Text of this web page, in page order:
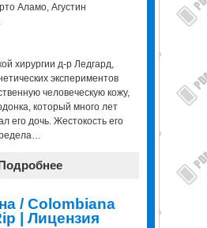
Аламо, Агустин
хирургии д-р Ледгард,
экспериментов
человеческую кожу,
который много лет
его дочь. Жестокость его
/ Colombiana
| Лицензия